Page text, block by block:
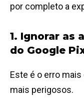
por completo a
1. Ignorar as
do Google
Este é o erro
mais perigosos.